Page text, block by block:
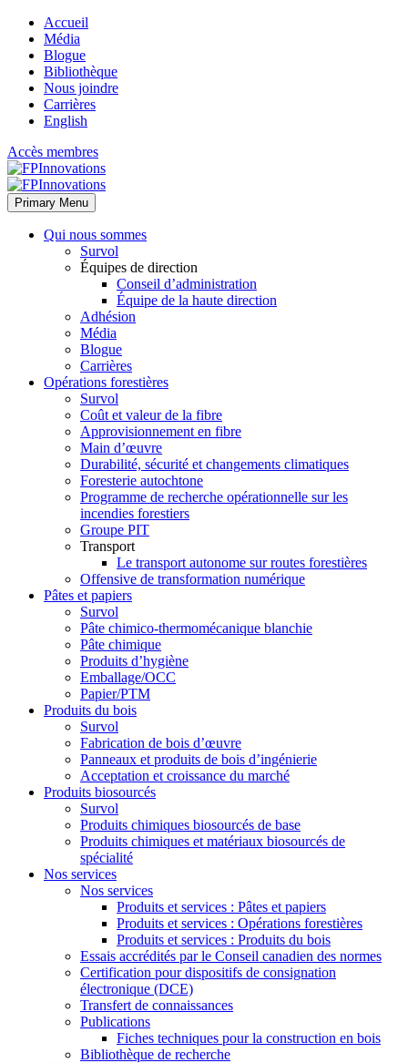
Accueil
Média
Blogue
Bibliothèque
Nous joindre
Carrières
English
Accès membres
Primary Menu
Qui nous sommes
Survol
Équipes de direction
Conseil d’administration
Équipe de la haute direction
Adhésion
Média
Blogue
Carrières
Opérations forestières
Survol
Coût et valeur de la fibre
Approvisionnement en fibre
Main d’œuvre
Durabilité, sécurité et changements climatiques
Foresterie autochtone
Programme de recherche opérationnelle sur les
incendies forestiers
Groupe PIT
Transport
Le transport autonome sur routes forestières
Offensive de transformation numérique
Pâtes et papiers
Survol
Pâte chimico-thermomécanique blanchie
Pâte chimique
Produits d’hygiène
Emballage/OCC
Papier/PTM
Produits du bois
Survol
Fabrication de bois d’œuvre
Panneaux et produits de bois d’ingénierie
Acceptation et croissance du marché
Produits biosourcés
Survol
Produits chimiques biosourcés de base
Produits chimiques et matériaux biosourcés de
spécialité
Nos services
Nos services
Produits et services : Pâtes et papiers
Produits et services : Opérations forestières
Produits et services : Produits du bois
Essais accrédités par le Conseil canadien des normes
Certification pour dispositifs de consignation
électronique (DCE)
Transfert de connaissances
Publications
Fiches techniques pour la construction en bois
Bibliothèque de recherche